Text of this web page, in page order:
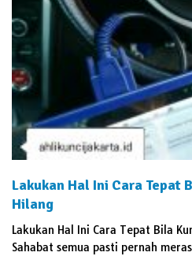
Lakukan Hal Ini Cara Tepat
Hilang
Lakukan Hal Ini Cara Tepat Bila
Sahabat semua pasti pernah